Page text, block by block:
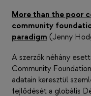
More than the poor
community
paradigm (Jenny
A szerzők néhány
Community
adatain keresztül
fejlődését a globális